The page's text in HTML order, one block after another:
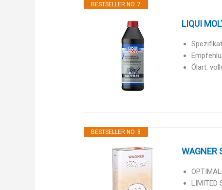
BESTSELLER NO. 7
LIQUI
Ölart:
BESTSELLER NO. 8
WAGNER
LIMITED